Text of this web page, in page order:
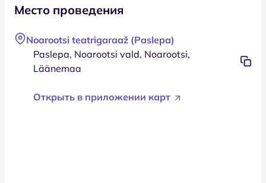
Место проведения
Noarootsi teatrigaraaž (Paslepa)
Paslepa, Noarootsi vald, Noarootsi,
Läänemaa
Открыть в приложении карт